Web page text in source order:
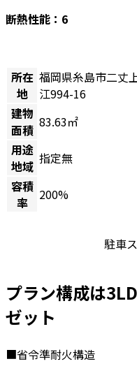
断熱性能：6
所在
地
福岡県糸島市二丈
江994-16
建物
面積 83.63㎡
用途
地域 指定無
容積
率
200%
駐車
プラン構成は
ゼット
■省令準耐火構造